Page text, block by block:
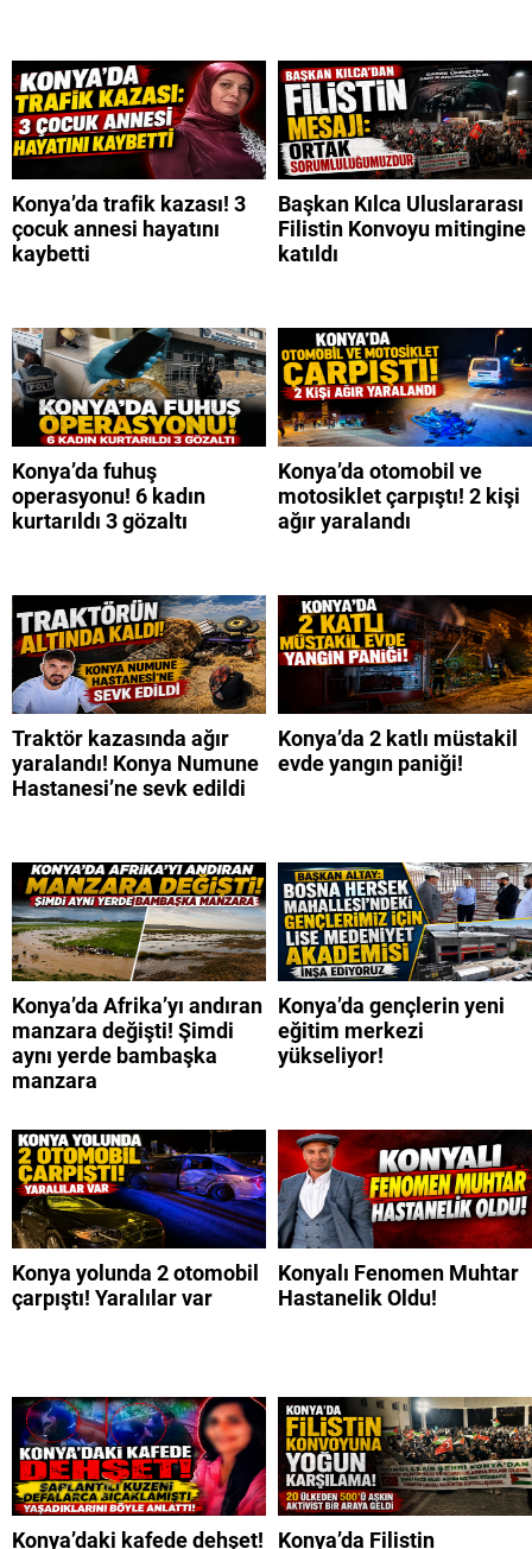
Konya’da trafik kazası! 3
çocuk annesi hayatını
kaybetti
Başkan Kılca Uluslararası
Filistin Konvoyu mitingine
katıldı
Konya’da fuhuş
operasyonu! 6 kadın
kurtarıldı 3 gözaltı
Konya’da otomobil ve
motosiklet çarpıştı! 2 kişi
ağır yaralandı
Traktör kazasında ağır
yaralandı! Konya Numune
Hastanesi’ne sevk edildi
Konya’da 2 katlı müstakil
evde yangın paniği!
Konya’da Afrika’yı andıran
manzara değişti! Şimdi
aynı yerde bambaşka
manzara
Konya’da gençlerin yeni
eğitim merkezi
yükseliyor!
Konya yolunda 2 otomobil
çarpıştı! Yaralılar var
Konyalı Fenomen Muhtar
Hastanelik Oldu!
Konya’daki kafede dehşet! Konya’da Filistin